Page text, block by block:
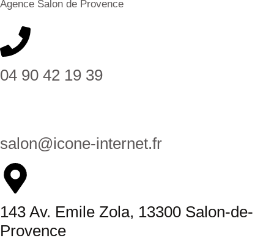
Agence Salon de Provence
04 90 42 19 39
salon@icone-internet.fr
143 Av. Emile Zola, 13300 Salon-de-
Provence